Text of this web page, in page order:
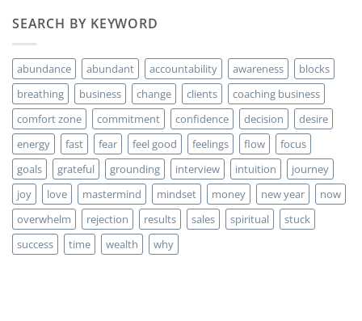
Are
you
MORE
Clients?
SEARCH BY KEYWORD
abundance abundant accountability awareness
blocks
breathing
business change clients
coaching business
comfort zone
commitment confidence decision
desire
energy
fast fear feel good feelings flow
focus
goals
grateful grounding interview intuition
journey
joy
love mastermind mindset money new year
now
overwhelm
rejection results sales spiritual
stuck
success
time wealth why